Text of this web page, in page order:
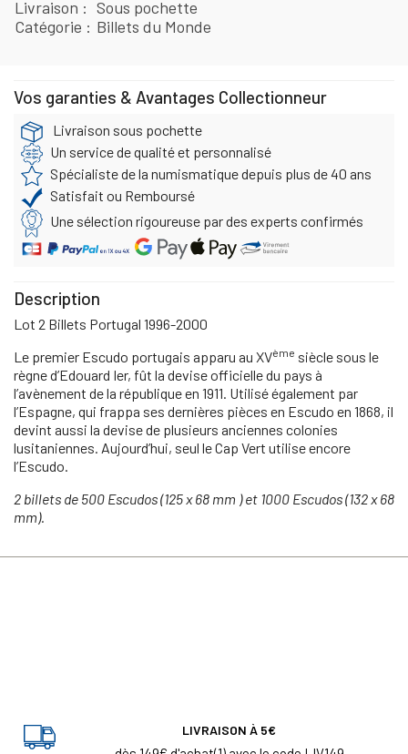
Livraison
Sous pochette
Catégorie
Billets du Monde
Vos garanties & Avantages Collectionneur
Livraison sous pochette
Un service de qualité et personnalisé
Spécialiste de la numismatique depuis plus de 40 ans
Satisfait ou Remboursé
Une sélection rigoureuse par des experts confirmés
Description
Lot 2 Billets Portugal 1996-2000
Le premier Escudo portugais apparu au XVème siècle sous le
règne d’Edouard Ier, fût la devise officielle du pays à
l’avènement de la république en 1911. Utilisé également par
l’Espagne, qui frappa ses dernières pièces en Escudo en 1868, il
devint aussi la devise de plusieurs anciennes colonies
lusitaniennes. Aujourd’hui, seul le Cap Vert utilise encore
l’Escudo.
2 billets de 500 Escudos (125 x 68 mm ) et 1000 Escudos (132 x 68
mm).
LIVRAISON À 5€